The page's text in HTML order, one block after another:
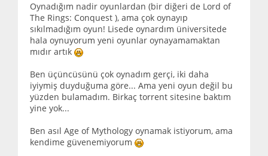
Oynadığım nadir oyunlardan (bir diğeri de Lord of
The Rings: Conquest ), ama çok oynayıp
sıkılmadığım oyun! Lisede oynardım üniversitede
hala oynuyorum yeni oyunlar oynayamamaktan
mıdır artık
Ben üçüncüsünü çok oynadım gerçi, iki daha
iyiymiş duyduğuma göre... Ama yeni oyun değil bu
yüzden bulamadım. Birkaç torrent sitesine baktım
yine yok...
Ben asıl Age of Mythology oynamak istiyorum, ama
kendime güvenemiyorum